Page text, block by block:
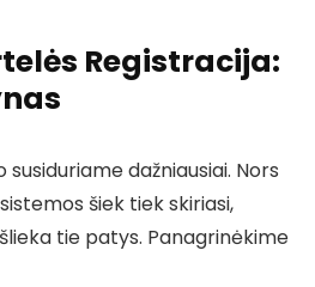
Registracija:
susiduriame dažniausiai. Nors
šiek tiek skiriasi,
tie patys. Panagrinėkime